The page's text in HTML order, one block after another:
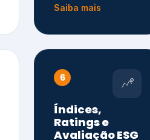
Saiba mais
6
Índices,
Ratings e
Avaliação ESG